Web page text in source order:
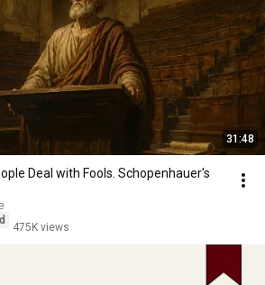
31:48
Deal with Fools. Schopenhauer's
475K views